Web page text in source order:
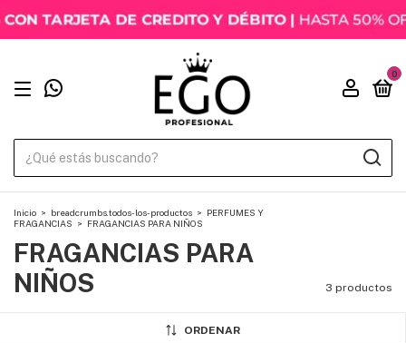
0
Inicio > breadcrumbs.todos-los-productos > PERFUMES Y
FRAGANCIAS > FRAGANCIAS PARA NIÑOS
FRAGANCIAS PARA
NIÑOS
3 productos
ORDENAR